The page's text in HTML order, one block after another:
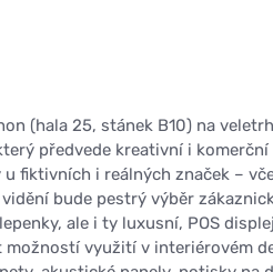
(hala 25, stánek B10) na
předvede kreativní i
fiktivních i reálných značek –
vidění bude pestrý výběr
ale i ty luxusní, POS
možností využití v interiérovém